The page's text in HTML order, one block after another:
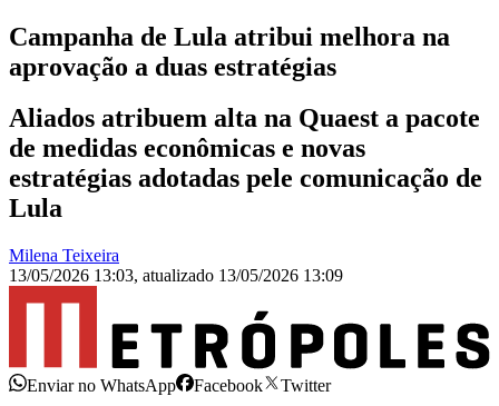
Campanha de Lula atribui melhora na
aprovação a duas estratégias
Aliados atribuem alta na Quaest a pacote
de medidas econômicas e novas
estratégias adotadas pele comunicação de
Lula
Milena Teixeira
13/05/2026 13:03, atualizado 13/05/2026 13:09
Enviar no WhatsApp Facebook
Twitter